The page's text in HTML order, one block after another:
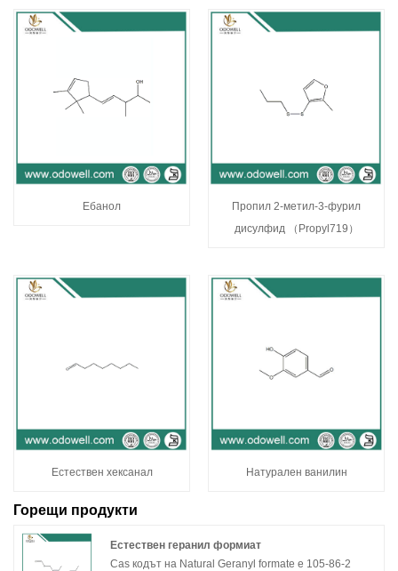
Ебанол
Пропил 2-метил-3-фурил
дисулфид （Propyl719）
Естествен хексанал Натурален ванилин
Горещи продукти
Естествен геранил формиат
Cas кодът на Natural Geranyl formate е 105-86-2